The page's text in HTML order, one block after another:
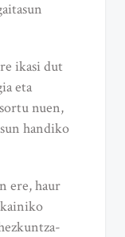
ikasi dut
eta
nuen,
handiko
ere, haur